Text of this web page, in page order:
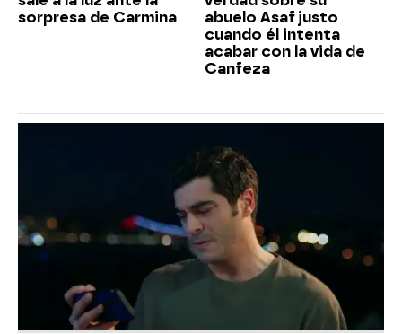
sorpresa de Carmina
abuelo Asaf justo
cuando él intenta
acabar con la vida de
Canfeza